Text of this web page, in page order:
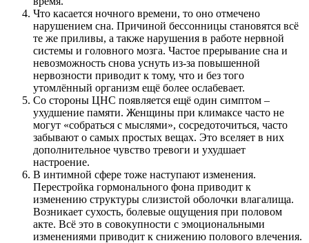
Что касается ночного времени, то оно отмечено
нарушением сна. Причиной бессонницы становятся всё
те же приливы, а также нарушения в работе нервной
системы и головного мозга. Частое прерывание сна и
невозможность снова уснуть из-за повышенной
нервозности приводит к тому, что и без того
утомлённый организм ещё более ослабевает.
Со стороны ЦНС появляется ещё один симптом –
ухудшение памяти. Женщины при климаксе часто не
могут «собраться с мыслями», сосредоточиться, часто
забывают о самых простых вещах. Это вселяет в них
дополнительное чувство тревоги и ухудшает
настроение.
В интимной сфере тоже наступают изменения.
Перестройка гормонального фона приводит к
изменению структуры слизистой оболочки влагалища.
Возникает сухость, болевые ощущения при половом
акте. Всё это в совокупности с эмоциональными
изменениями приводит к снижению полового влечения.